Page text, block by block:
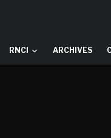
RNCI ARCHIVES